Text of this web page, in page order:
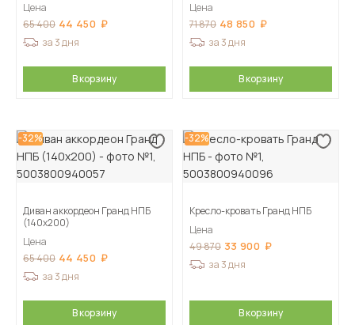
Цена
65 400 44 450
за 3 дня
В корзину
Цена
71 870 48 850
за 3 дня
В корзину
-32%
Диван аккордеон Гранд НПБ
(140х200)
Цена
65 400 44 450
за 3 дня
В корзину
-32%
Кресло-кровать Гранд НПБ
Цена
49 870 33 900
за 3 дня
В корзину